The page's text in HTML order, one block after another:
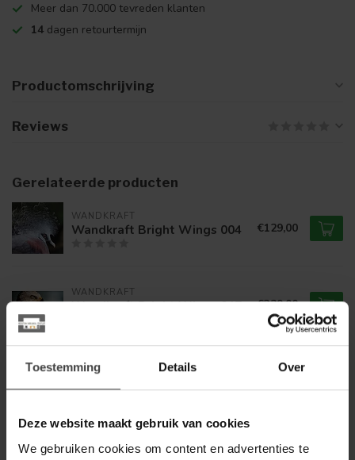
Toestemming Details Over
Deze website maakt gebruik van cookies
We gebruiken cookies om content en advertenties te
Meer dan 70.000 tevreden klanten
14 dagen retourtermijn
Productomschrijving
Reviews
Gerelateerde producten
WANDKRAFT
Wandkraft Bright Wings 004 €129,00
WANDKRAFT
Wandkraft Bright Wings 017 €329,00
WANDKRAFT
WANDKRAFT
€129,00